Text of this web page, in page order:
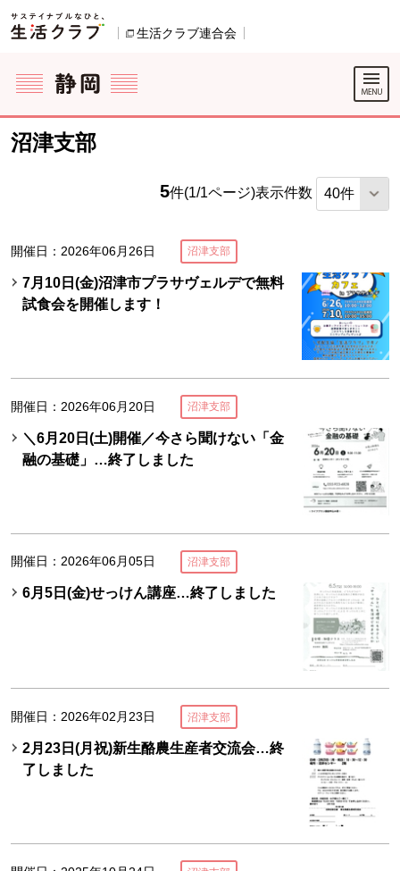
ページの先頭です。
生活クラブ連合会
ここからサイト内共通メニューです。
サイト内共通メニューをスキップする
サイト内共通メニューここまで。
沼津支部
5件(1/1ページ)表示件数
開催日：2026年06月26日 沼津支部
7月10日(金)沼津市プラサヴェルデで無料
試食会を開催します！
開催日：2026年06月20日 沼津支部
＼6月20日(土)開催／今さら聞けない「金
融の基礎」…終了しました
開催日：2026年06月05日 沼津支部
6月5日(金)せっけん講座…終了しました
開催日：2026年02月23日 沼津支部
2月23日(月祝)新生酪農生産者交流会…終
了しました